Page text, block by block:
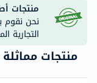
منتجات
نحن نقوم
التجارية
منتجات مماثلة